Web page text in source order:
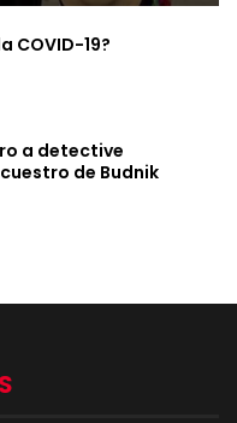
COVID-19?
a detective
de Budnik